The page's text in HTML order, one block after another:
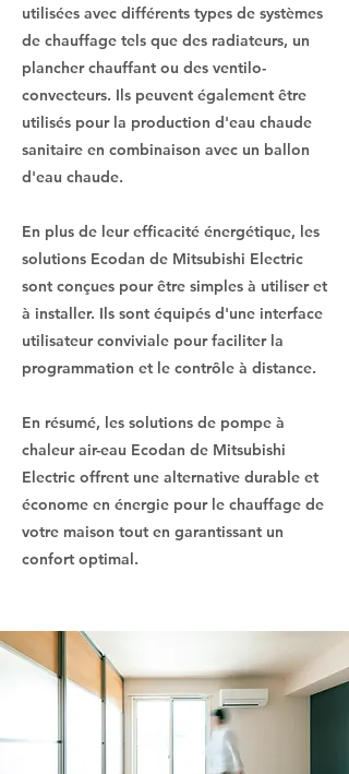
utilisées avec différents types de systèmes
de chauffage tels que des radiateurs, un
plancher chauffant ou des ventilo-
convecteurs. Ils peuvent également être
utilisés pour la production d'eau chaude
sanitaire en combinaison avec un ballon
d'eau chaude.
En plus de leur efficacité énergétique, les
solutions Ecodan de Mitsubishi Electric
sont conçues pour être simples à utiliser et
à installer. Ils sont équipés d'une interface
utilisateur conviviale pour faciliter la
programmation et le contrôle à distance.
En résumé, les solutions de pompe à
chaleur air-eau Ecodan de Mitsubishi
Electric offrent une alternative durable et
économe en énergie pour le chauffage de
votre maison tout en garantissant un
confort optimal.